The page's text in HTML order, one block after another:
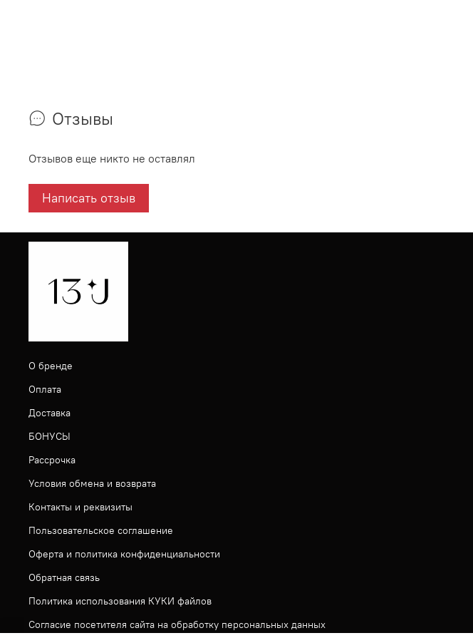
Отзывы
Отзывов еще никто не оставлял
Написать отзыв
О бренде
Оплата
Доставка
БОНУСЫ
Рассрочка
Условия обмена и возврата
Контакты и реквизиты
Пользовательское соглашение
Оферта и политика конфиденциальности
Обратная связь
Политика использования КУКИ файлов
Согласие посетителя сайта на обработку персональных данных